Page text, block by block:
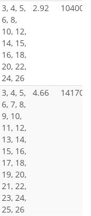
3, 4, 5,
6, 8,
10, 12,
14, 15,
16, 18,
20, 22,
24, 26
2.92 10400
3, 4, 5,
6, 7, 8,
9, 10,
11, 12,
13, 14,
15, 16,
17, 18,
19, 20,
21, 22,
23, 24,
25, 26
4.66 14170